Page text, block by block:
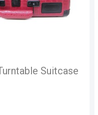
Suitcase